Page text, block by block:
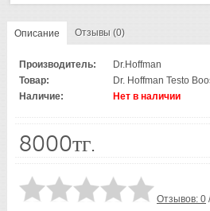
Описание Отзывы (0)
Производитель:
Dr.Hoffman
Товар:
Dr. Hoffman Testo
Наличие:
Нет в наличии
8000тг.
Отзывов: 0